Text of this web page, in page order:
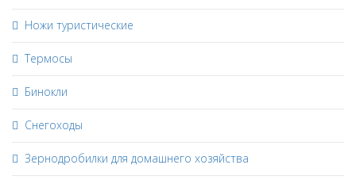
Ножи туристические
Термосы
Бинокли
Снегоходы
Зернодробилки для домашнего хозяйства